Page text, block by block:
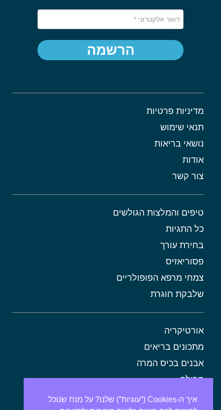
מדיניות פרטיות
תנאי שימוש
נושאי בריאות
אודות
צור קשר
טיפים והמלצות הגולשים
כל התגיות
בחירת עורך
פסוריאזיס
צמחי מרפא הפופולריים
שלבקת חוגרת
אורטיקריה
מתכונים בריאים
אבנים בכיס המרה
מרולה
מורינגה
הרשמה
איך ה-Cookies (“עוגיות”) שלנו? על מנת שנוכל